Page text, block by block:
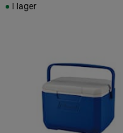
I lager